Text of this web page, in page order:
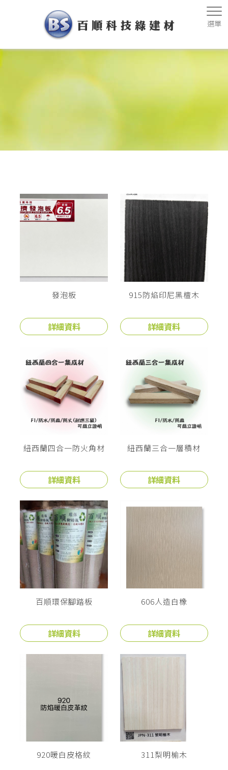
發泡板
詳細資料
915防焰印尼黑檀木
詳細資料
紐西蘭四合一防火角材
詳細資料
紐西蘭三合一層積材
詳細資料
百順環保腳踏板
詳細資料
606人造白橡
詳細資料
920暖白皮格紋 311梨明榆木